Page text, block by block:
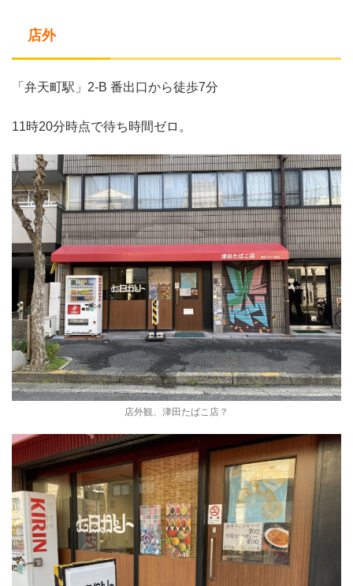
店外
「弁天町駅」2-B 番出口から徒歩7分
11時20分時点で待ち時間ゼロ。
店外観、津田たばこ店？